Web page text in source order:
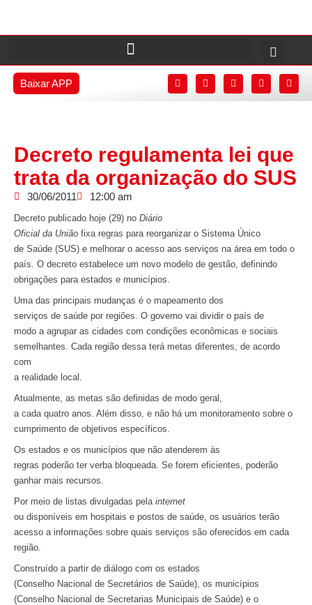
Baixar APP
Decreto regulamenta lei que
trata da organização do SUS
30/06/2011 12:00 am
Decreto publicado hoje (29) no Diário
Oficial da União fixa regras para reorganizar o Sistema Único
de Saúde (SUS) e melhorar o acesso aos serviços na área em todo o
país. O decreto estabelece um novo modelo de gestão, definindo
obrigações para estados e municípios.
Uma das principais mudanças é o mapeamento dos
serviços de saúde por regiões. O governo vai dividir o país de
modo a agrupar as cidades com condições econômicas e sociais
semelhantes. Cada região dessa terá metas diferentes, de acordo
com
a realidade local.
Atualmente, as metas são definidas de modo geral,
a cada quatro anos. Além disso, e não há um monitoramento sobre o
cumprimento de objetivos específicos.
Os estados e os municípios que não atenderem às
regras poderão ter verba bloqueada. Se forem eficientes, poderão
ganhar mais recursos.
Por meio de listas divulgadas pela internet
ou disponíveis em hospitais e postos de saúde, os usuários terão
acesso a informações sobre quais serviços são oferecidos em cada
região.
Construído a partir de diálogo com os estados
(Conselho Nacional de Secretários de Saúde), os municípios
(Conselho Nacional de Secretarias Municipais de Saúde) e o